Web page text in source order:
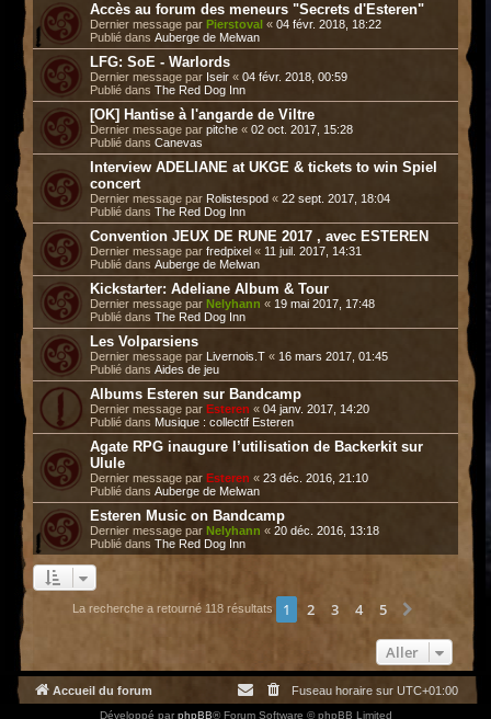
Accès au forum des meneurs "Secrets d'Esteren"
Dernier message par Pierstoval « 04 févr. 2018, 18:22
Publié dans Auberge de Melwan
LFG: SoE - Warlords
Dernier message par Iseir « 04 févr. 2018, 00:59
Publié dans The Red Dog Inn
[OK] Hantise à l'angarde de Viltre
Dernier message par pitche « 02 oct. 2017, 15:28
Publié dans Canevas
Interview ADELIANE at UKGE & tickets to win Spiel
concert
Dernier message par Rolistespod « 22 sept. 2017, 18:04
Publié dans The Red Dog Inn
Convention JEUX DE RUNE 2017 , avec ESTEREN
Dernier message par fredpixel « 11 juil. 2017, 14:31
Publié dans Auberge de Melwan
Kickstarter: Adeliane Album & Tour
Dernier message par Nelyhann « 19 mai 2017, 17:48
Publié dans The Red Dog Inn
Les Volparsiens
Dernier message par Livernois.T « 16 mars 2017, 01:45
Publié dans Aides de jeu
Albums Esteren sur Bandcamp
Dernier message par Esteren « 04 janv. 2017, 14:20
Publié dans Musique : collectif Esteren
Agate RPG inaugure l’utilisation de Backerkit sur
Ulule
Dernier message par Esteren « 23 déc. 2016, 21:10
Publié dans Auberge de Melwan
Esteren Music on Bandcamp
Dernier message par Nelyhann « 20 déc. 2016, 13:18
Publié dans The Red Dog Inn
La recherche a retourné 118 résultats 1 2 3 4 5
Aller
Accueil du forum Fuseau horaire sur UTC+01:00
Développé par phpBB® Forum Software © phpBB Limited